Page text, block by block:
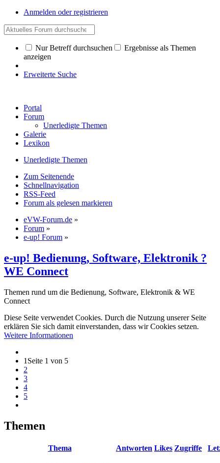
Anmelden oder registrieren
Nur Betreff durchsuchen
Ergebnisse als Themen
anzeigen
Erweiterte Suche
Portal
Forum
Unerledigte Themen
Galerie
Lexikon
Unerledigte Themen
Zum Seitenende
Schnellnavigation
RSS-Feed
Forum als gelesen markieren
eVW-Forum.de »
Forum »
e-up! Forum »
e-up! Bedienung, Software, Elektronik ?
WE Connect
Themen rund um die Bedienung, Software, Elektronik & WE
Connect
Diese Seite verwendet Cookies. Durch die Nutzung unserer Seite
erklären Sie sich damit einverstanden, dass wir Cookies setzen.
Weitere Informationen
1 Seite 1 von 5
2
3
4
5
Themen
Thema Antworten Likes Zugriffe